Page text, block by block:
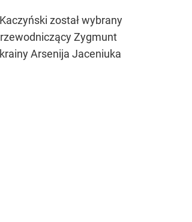
został wybrany
Zygmunt
Arsenija Jaceniuka